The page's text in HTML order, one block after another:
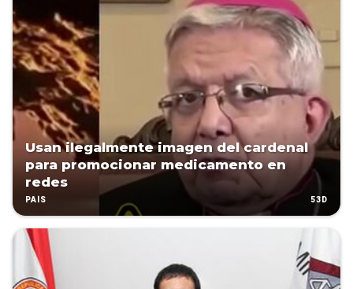
Usan ilegalmente imagen del cardenal
para promocionar medicamento en
redes
PAÍS 53D